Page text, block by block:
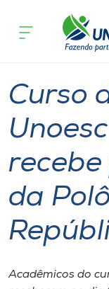
Cursos
Pesquisa
Atendimento ao
Portal de Ensino
acontece
Curso
recebe
da
Acadêmicos do